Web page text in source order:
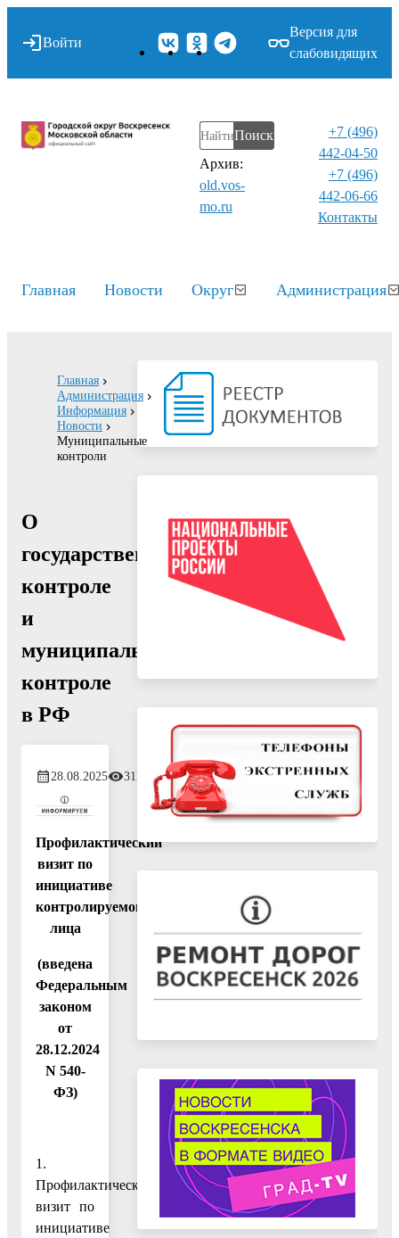
Войти
Версия для
слабовидящих
Поиск
Архив:
old.vos-
mo.ru
+7 (496)
442-04-50
+7 (496)
442-06-66
Контакты⁠
Главная Новости Округ Администрация
Главная
Администрация
Информация
Новости
Муниципальные
контроли
О
государственном
контроле
и
муниципальном
контроле
в РФ
28.08.2025 311
Профилактический
визит по
инициативе
контролируемого
лица
(введена
Федеральным
законом
от
28.12.2024
N 540-
ФЗ)
1.
Профилактический
визит по
инициативе